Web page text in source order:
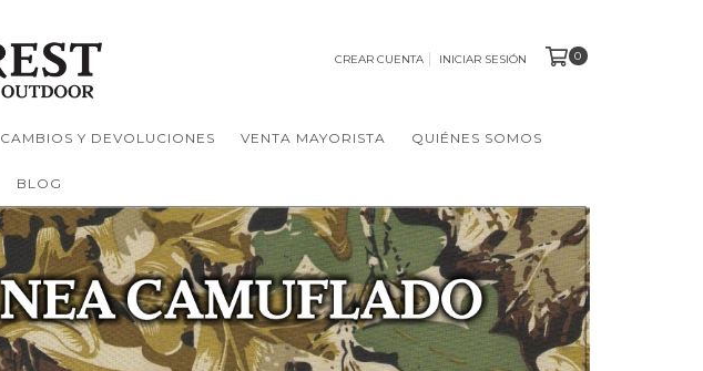
CREAR CUENTA INICIAR SESIÓN 0
CAMBIOS Y DEVOLUCIONES VENTA MAYORISTA QUIÉNES SOMOS
BLOG